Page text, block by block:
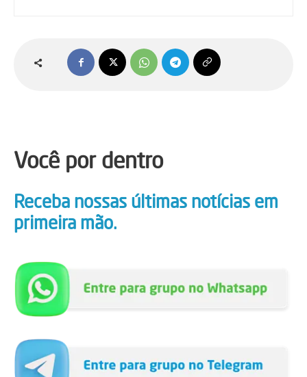
Você por dentro
Receba nossas últimas notícias em
primeira mão.